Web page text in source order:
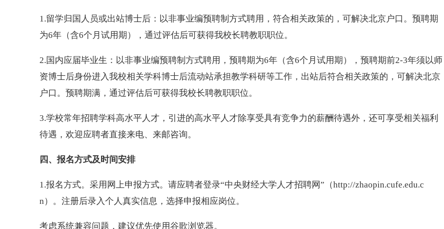
1.留学归国人员或出站博士后：以非事业编预聘制方式聘用，符合相关政策的，可解决北京户口。预聘期
为6年（含6个月试用期），通过评估后可获得我校长聘教职职位。
2.国内应届毕业生：以非事业编预聘制方式聘用，预聘期为6年（含6个月试用期），预聘期前2-3年须以师
资博士后身份进入我校相关学科博士后流动站承担教学科研等工作，出站后符合相关政策的，可解决北京
户口。预聘期满，通过评估后可获得我校长聘教职职位。
3.学校常年招聘学科高水平人才，引进的高水平人才除享受具有竞争力的薪酬待遇外，还可享受相关福利
待遇，欢迎应聘者直接来电、来邮咨询。
四、报名方式及时间安排
1.报名方式。采用网上申报方式。请应聘者登录“中央财经大学人才招聘网”（http://zhaopin.cufe.edu.c
n）。注册后录入个人真实信息，选择申报相应岗位。
考虑系统兼容问题，建议优先使用谷歌浏览器。